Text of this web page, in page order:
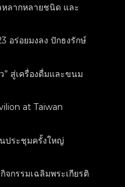
หลากหลายชนิด และ
อร่อยมงลง ปักธงรักษ์
” สู่เครื่องดื่มและขนม
at Taiwan
ประชุมครั้งใหญ่
กรรมเฉลิมพระเกียรติ